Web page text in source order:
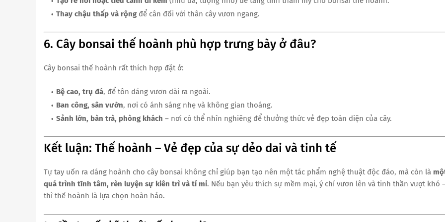
Thay chậu thấp và rộng để cân đối với thân cây vươn ngang.
6. Cây bonsai thế hoành phù hợp trưng bày ở đâu?
Cây bonsai thế hoành rất thích hợp đặt ở:
Bệ cao, trụ đá, để tôn dáng vươn dài ra ngoài.
Ban công, sân vườn, nơi có ánh sáng nhẹ và không gian thoáng.
Sảnh lớn, bàn trà, phòng khách – nơi có thể nhìn nghiêng để thưởng thức vẻ đẹp toàn diện của cây.
Kết luận: Thế hoành – Vẻ đẹp của sự dẻo dai và tinh tế
Tự tay uốn ra dáng hoành cho cây bonsai không chỉ giúp bạn tạo nên một tác phẩm nghệ thuật độc đáo, mà còn là
quá trình tĩnh tâm, rèn luyện sự kiên trì và tỉ mỉ. Nếu bạn yêu thích sự mềm mại, ý chí vươn lên và tinh thần vượt khó
thì thế hoành là lựa chọn hoàn hảo.